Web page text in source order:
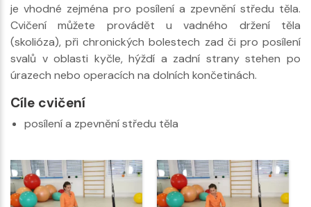
je vhodné zejména pro posílení a zpevnění středu těla.
Cvičení můžete provádět u vadného držení těla
(skolióza), při chronických bolestech zad či pro posílení
svalů v oblasti kyčle, hýždí a zadní strany stehen po
úrazech nebo operacích na dolních končetinách.
Cíle cvičení
posílení a zpevnění středu těla